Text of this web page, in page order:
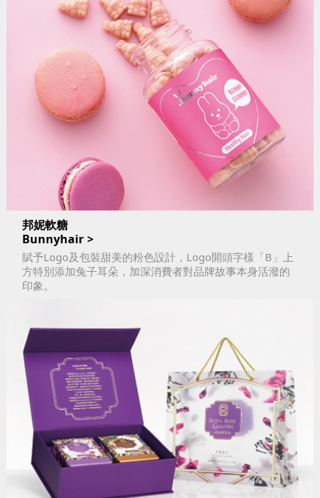
邦妮軟糖
Bunnyhair
賦予Logo及包裝甜美的粉色設計，Logo開頭字樣「B」上
方特別添加兔子耳朵，加深消費者對品牌故事本身活潑的
印象。